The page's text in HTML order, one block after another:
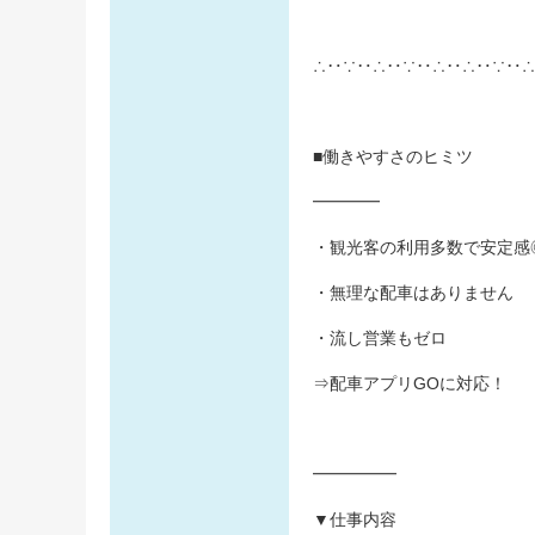
∴‥∵‥∴‥∵‥∴‥∴‥∵‥∴
■働きやすさのヒミツ
━━━━
・観光客の利用多数で安定
・無理な配車はありません
・流し営業もゼロ
⇒配車アプリGOに対応！
━━━━━
▼仕事内容